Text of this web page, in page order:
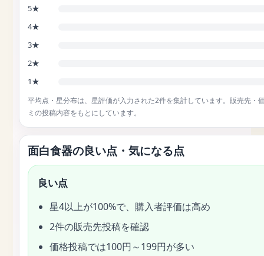
5★
4★
3★
2★
1★
平均点・星分布は、星評価が入力された2件を集計しています。販売先・
ミの投稿内容をもとにしています。
面白食器の良い点・気になる点
良い点
星4以上が100%で、購入者評価は高め
2件の販売先投稿を確認
価格投稿では100円～199円が多い